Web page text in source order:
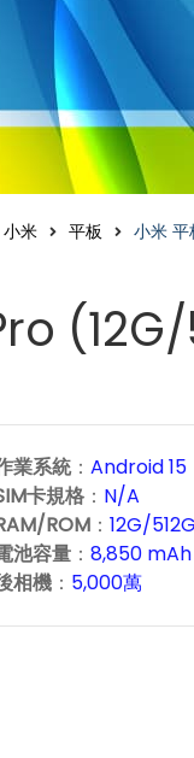
小米 平板 小米 平
業系統： Android 15
卡規格 ： N/A
ROM ： 12G/512G
池容量 ： 8,850 mAh
相機 ： 5,000萬